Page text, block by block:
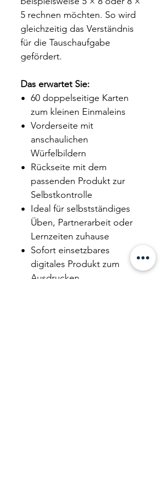
5 rechnen möchten. So wird
gleichzeitig das Verständnis
für die Tauschaufgabe
gefördert.
Das erwartet Sie:
60 doppelseitige Karten
zum kleinen Einmaleins
Vorderseite mit
anschaulichen
Würfelbildern
Rückseite mit dem
passenden Produkt zur
Selbstkontrolle
Ideal für selbstständiges
Üben, Partnerarbeit oder
Lernzeiten zuhause
Sofort einsetzbares
digitales Produkt zum
Ausdrucken